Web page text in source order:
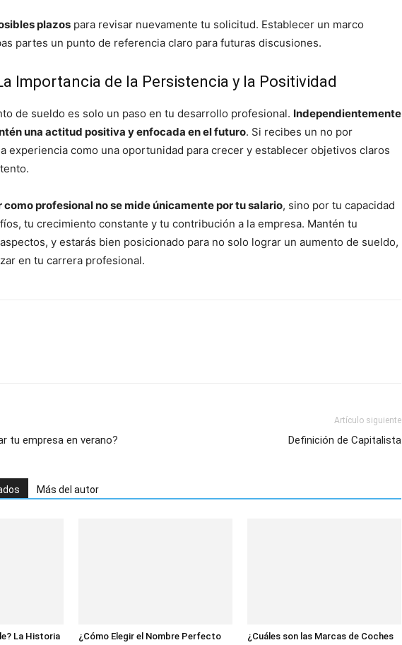
plazos para revisar nuevamente tu solicitud. Establecer un marco
partes un punto de referencia claro para futuras discusiones.
Importancia de la Persistencia y la Positividad
de sueldo es solo un paso en tu desarrollo profesional. Independientemente
una actitud positiva y enfocada en el futuro. Si recibes un no por
experiencia como una oportunidad para crecer y establecer objetivos claros
como profesional no se mide únicamente por tu salario, sino por tu capacidad
tu crecimiento constante y tu contribución a la empresa. Mantén tu
y estarás bien posicionado para no solo lograr un aumento de sueldo,
en tu carrera profesional.
tu empresa en verano?
Artículo siguiente
Definición de Capitalista
Más del autor
La Historia ¿Cómo Elegir el Nombre Perfecto ¿Cuáles son las Marcas de Coches